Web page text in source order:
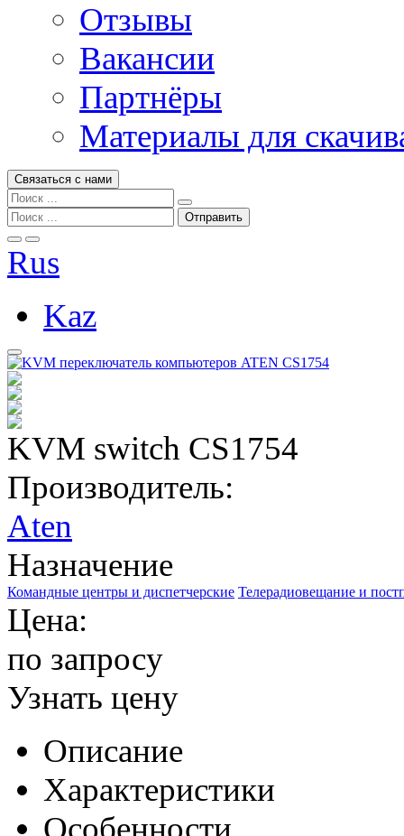
Отзывы
Вакансии
Партнёры
Материалы для
Связаться с нами
Rus
Kaz
KVM switch CS1754
Производитель:
Aten
Назначение
Командные центры и диспетчерские Телерадиовещание и
Цена:
по запросу
Узнать цену
Описание
Характеристики
Особенности